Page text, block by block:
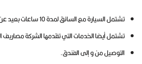
تشتمل السيارة مع السائق لمدة 10 ساعات بعيد عن المواصلات.
تشتمل أيضا الخدمات التي تقدمها الشركة مصاريف
التوصيل من و إلى الفندق.